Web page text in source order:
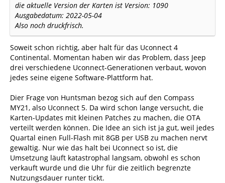
die aktuelle Version der Karten ist Version: 1090
Ausgabedatum: 2022-05-04
Also noch druckfrisch.
Soweit schon richtig, aber halt für das Uconnect 4
Continental. Momentan haben wir das Problem, dass Jeep
drei verschiedene Uconnect-Generationen verbaut, wovon
jedes seine eigene Software-Plattform hat.
Dier Frage von Huntsman bezog sich auf den Compass
MY21, also Uconnect 5. Da wird schon lange versucht, die
Karten-Updates mit kleinen Patches zu machen, die OTA
verteilt werden können. Die Idee an sich ist ja gut, weil jedes
Quartal einen Full-Flash mit 8GB per USB zu machen nervt
gewaltig. Nur wie das halt bei Uconnect so ist, die
Umsetzung läuft katastrophal langsam, obwohl es schon
verkauft wurde und die Uhr für die zeitlich begrenzte
Nutzungsdauer runter tickt.